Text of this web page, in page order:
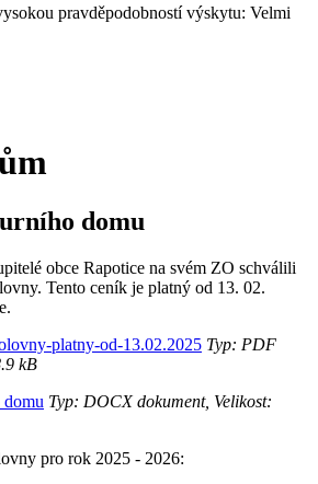
pravděpodobností výskytu: Velmi
domu
obce Rapotice na svém ZO schválili
Tento ceník je platný od 13. 02.
platny-od-13.02.2025 Typ: PDF
kB
Typ: DOCX dokument, Velikost:
pro rok 2025 - 2026: